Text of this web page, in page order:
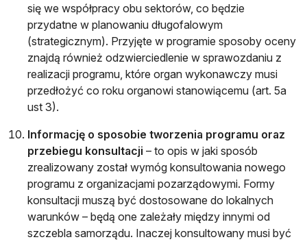
się we współpracy obu sektorów, co będzie
przydatne w planowaniu długofalowym
(strategicznym). Przyjęte w programie sposoby oceny
znajdą również odzwierciedlenie w sprawozdaniu z
realizacji programu, które organ wykonawczy musi
przedłożyć co roku organowi stanowiącemu (art. 5a
ust 3).
Informację o sposobie tworzenia programu oraz
przebiegu konsultacji – to opis w jaki sposób
zrealizowany został wymóg konsultowania nowego
programu z organizacjami pozarządowymi. Formy
konsultacji muszą być dostosowane do lokalnych
warunków – będą one zależały między innymi od
szczebla samorządu. Inaczej konsultowany musi być